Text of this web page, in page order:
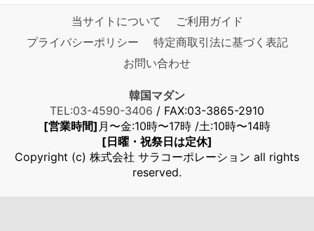
当サイトについて
ご利用ガイド
プライバシーポリシー
特定商取引法に基づく表記
お問い合わせ
韓国マダン
TEL:03-4590-3406 / FAX:03-3865-2910
[営業時間] 月〜金:10時〜17時 /土:10時〜14時
[日曜・祝祭日は定休]
Copyright (c) 株式会社 サラコーポレーション all rights
reserved.